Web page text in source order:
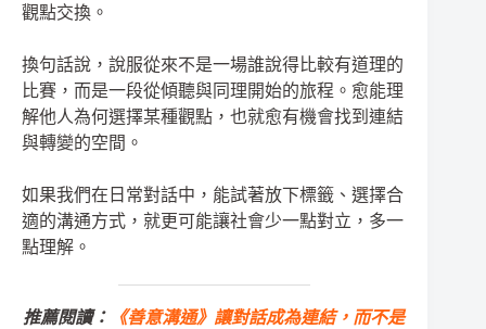
觀點交換。
換句話說，說服從來不是一場誰說得比較有道理的
比賽，而是一段從傾聽與同理開始的旅程。愈能理
解他人為何選擇某種觀點，也就愈有機會找到連結
與轉變的空間。
如果我們在日常對話中，能試著放下標籤、選擇合
適的溝通方式，就更可能讓社會少一點對立，多一
點理解。
推薦閱讀：
《善意溝通》讓對話成為連結，而不是